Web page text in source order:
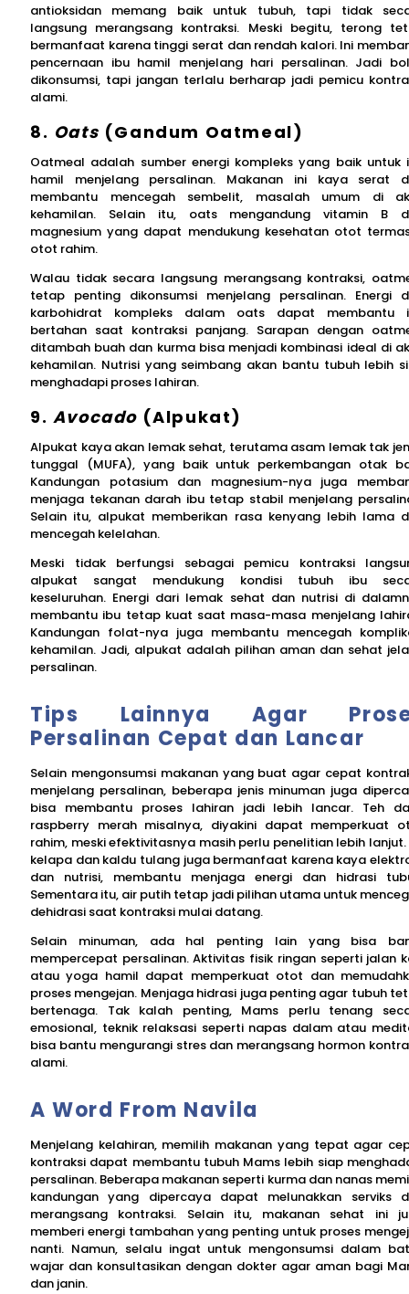
antioksidan memang baik untuk tubuh, tapi tidak
langsung merangsang kontraksi. Meski begitu, terong
bermanfaat karena tinggi serat dan rendah kalori. Ini
pencernaan ibu hamil menjelang hari persalinan. Jadi
dikonsumsi, tapi jangan terlalu berharap jadi pemicu
alami.
8. Oats (Gandum Oatmeal)
Oatmeal adalah sumber energi kompleks yang baik untuk
hamil menjelang persalinan. Makanan ini kaya serat
membantu mencegah sembelit, masalah umum di
kehamilan. Selain itu, oats mengandung vitamin B
magnesium yang dapat mendukung kesehatan otot
otot rahim.
Walau tidak secara langsung merangsang kontraksi,
tetap penting dikonsumsi menjelang persalinan. Energi
karbohidrat kompleks dalam oats dapat membantu
bertahan saat kontraksi panjang. Sarapan dengan
ditambah buah dan kurma bisa menjadi kombinasi ideal di
kehamilan. Nutrisi yang seimbang akan bantu tubuh lebih
menghadapi proses lahiran.
9. Avocado (Alpukat)
Alpukat kaya akan lemak sehat, terutama asam lemak tak
tunggal (MUFA), yang baik untuk perkembangan otak
Kandungan potasium dan magnesium-nya juga
menjaga tekanan darah ibu tetap stabil menjelang
Selain itu, alpukat memberikan rasa kenyang lebih lama
mencegah kelelahan.
Meski tidak berfungsi sebagai pemicu kontraksi
alpukat sangat mendukung kondisi tubuh ibu
keseluruhan. Energi dari lemak sehat dan nutrisi di
membantu ibu tetap kuat saat masa-masa menjelang
Kandungan folat-nya juga membantu mencegah
kehamilan. Jadi, alpukat adalah pilihan aman dan sehat
persalinan.
Tips Lainnya Agar
Persalinan Cepat dan Lancar
Selain mengonsumsi makanan yang buat agar cepat
menjelang persalinan, beberapa jenis minuman juga
bisa membantu proses lahiran jadi lebih lancar. Teh
raspberry merah misalnya, diyakini dapat memperkuat
rahim, meski efektivitasnya masih perlu penelitian lebih lanjut.
kelapa dan kaldu tulang juga bermanfaat karena kaya
dan nutrisi, membantu menjaga energi dan hidrasi
Sementara itu, air putih tetap jadi pilihan utama untuk
dehidrasi saat kontraksi mulai datang.
Selain minuman, ada hal penting lain yang bisa
mempercepat persalinan. Aktivitas fisik ringan seperti jalan
atau yoga hamil dapat memperkuat otot dan
proses mengejan. Menjaga hidrasi juga penting agar tubuh
bertenaga. Tak kalah penting, Mams perlu tenang
emosional, teknik relaksasi seperti napas dalam atau
bisa bantu mengurangi stres dan merangsang hormon
alami.
A Word From Navila
Menjelang kelahiran, memilih makanan yang tepat agar
kontraksi dapat membantu tubuh Mams lebih siap
persalinan. Beberapa makanan seperti kurma dan nanas
kandungan yang dipercaya dapat melunakkan serviks
merangsang kontraksi. Selain itu, makanan sehat ini
memberi energi tambahan yang penting untuk proses
nanti. Namun, selalu ingat untuk mengonsumsi dalam
wajar dan konsultasikan dengan dokter agar aman bagi
dan janin.